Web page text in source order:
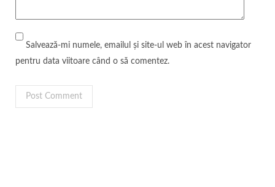
Salvează-mi numele, emailul și site-ul web în acest navigator
pentru data viitoare când o să comentez.